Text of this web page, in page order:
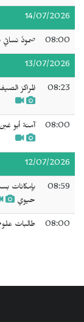
14/07/2026
08:00 صمودٌ نسائي
13/07/2026
08:23 المراكز
08:00 آمنة أبو
12/07/2026
08:59
بإمكانات
حيوي
08:00 طالبات